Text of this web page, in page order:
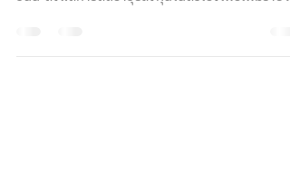
ทบต้น พร้อมเผยสูตรเด็ด '10-20-30-40' ปลดล็อก